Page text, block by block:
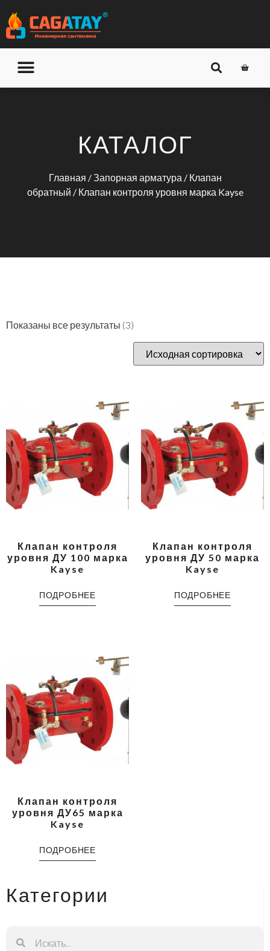
КАТАЛОГ
Главная /Запорная арматура / Клапан
обратный / Клапан контроля уровня марка Kayse
Категории
Показаны все результаты (3)
Клапан контроля
уровня ДУ 100 марка
Kayse
ПОДРОБНЕЕ
Клапан контроля
уровня ДУ 50 марка
Kayse
ПОДРОБНЕЕ
Клапан контроля
уровня ДУ65 марка
Kayse
ПОДРОБНЕЕ